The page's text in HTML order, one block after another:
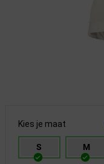
Kies je maat
S M